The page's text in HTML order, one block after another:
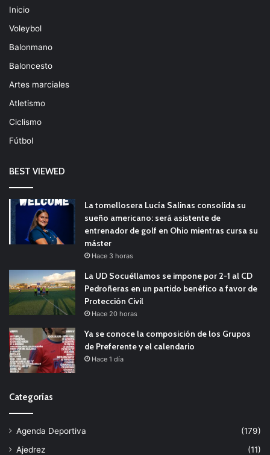
Inicio
Voleybol
Balonmano
Baloncesto
Artes marciales
Atletismo
Ciclismo
Fútbol
BEST VIEWED
La tomellosera Lucía Salinas consolida su
sueño americano: será asistente de
entrenador de golf en Ohio mientras cursa su
máster
Hace 3 horas
La UD Socuéllamos se impone por 2-1 al CD
Pedroñeras en un partido benéfico a favor de
Protección Civil
Hace 20 horas
Ya se conoce la composición de los Grupos
de Preferente y el calendario
Hace 1 día
Categorías
Agenda Deportiva
(179)
Ajedrez
(11)